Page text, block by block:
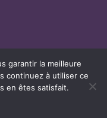
garantir la meilleure
continuez à utiliser ce
en êtes satisfait.